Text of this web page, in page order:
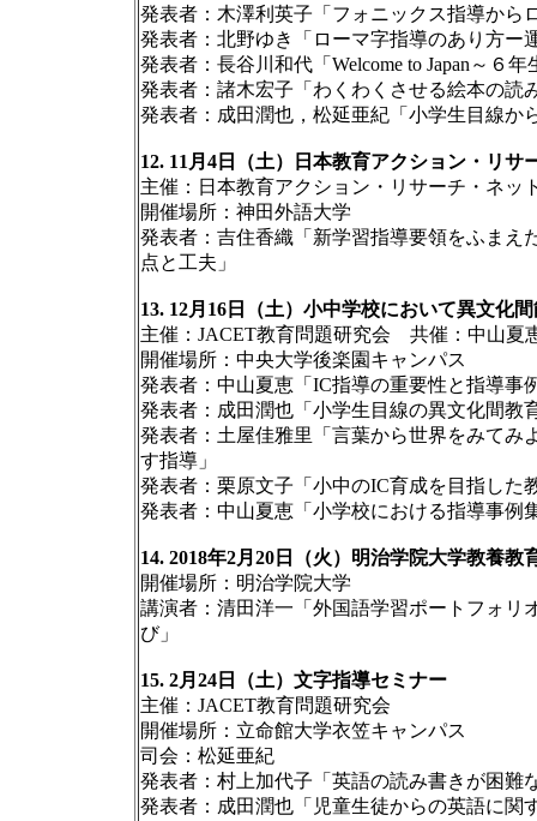
発表者：木澤利英子「フォニックス指導から
発表者：北野ゆき「ローマ字指導のあり方ー
発表者：長谷川和代「Welcome to Japan～６
発表者：諸木宏子「わくわくさせる絵本の読
発表者：成田潤也，松延亜紀「小学生目線
12. 11月4日（土）日本教育アクション・リサ
主催：日本教育アクション・リサーチ・ネッ
開催場所：神田外語大学
発表者：吉住香織「新学習指導要領をふま
点と工夫」
13. 12月16日（土）小中学校において異文化
主催：JACET教育問題研究会 共催：中山夏
開催場所：中央大学後楽園キャンパス
発表者：中山夏恵「IC指導の重要性と指導事
発表者：成田潤也「小学生目線の異文化間教
発表者：土屋佳雅里「言葉から世界をみて
す指導」
発表者：栗原文子「小中のIC育成を目指した
発表者：中山夏恵「小学校における指導事例
14. 2018年2月20日（火）明治学院大学教養
開催場所：明治学院大学
講演者：清田洋一「外国語学習ポートフォリ
び」
15. 2月24日（土）文字指導セミナー
主催：JACET教育問題研究会
開催場所：立命館大学衣笠キャンパス
司会：松延亜紀
発表者：村上加代子「英語の読み書きが困難
発表者：成田潤也「児童生徒からの英語に関